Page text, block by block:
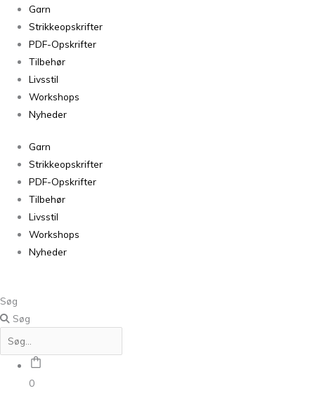
Garn
Strikkeopskrifter
PDF-Opskrifter
Tilbehør
Livsstil
Workshops
Nyheder
Garn
Strikkeopskrifter
PDF-Opskrifter
Tilbehør
Livsstil
Workshops
Nyheder
Søg
Søg
0
Permin
Elise
Turkis
1114
antal